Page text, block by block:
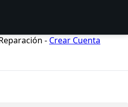
- Crear Cuenta